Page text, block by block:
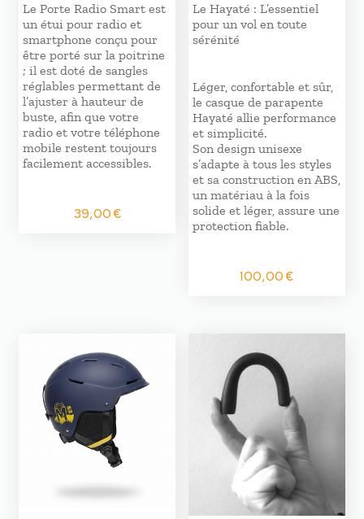
Le Porte Radio Smart est
un étui pour radio et
smartphone conçu pour
être porté sur la poitrine
; il est doté de sangles
réglables permettant de
l’ajuster à hauteur de
buste, afin que votre
radio et votre téléphone
mobile restent toujours
facilement accessibles.
39,00€
Le Hayaté : L’essentiel
pour un vol en toute
sérénité
Léger, confortable et sûr,
le casque de parapente
Hayaté allie performance
et simplicité.
Son design unisexe
s’adapte à tous les styles
et sa construction en ABS,
un matériau à la fois
solide et léger, assure une
protection fiable.
100,00€